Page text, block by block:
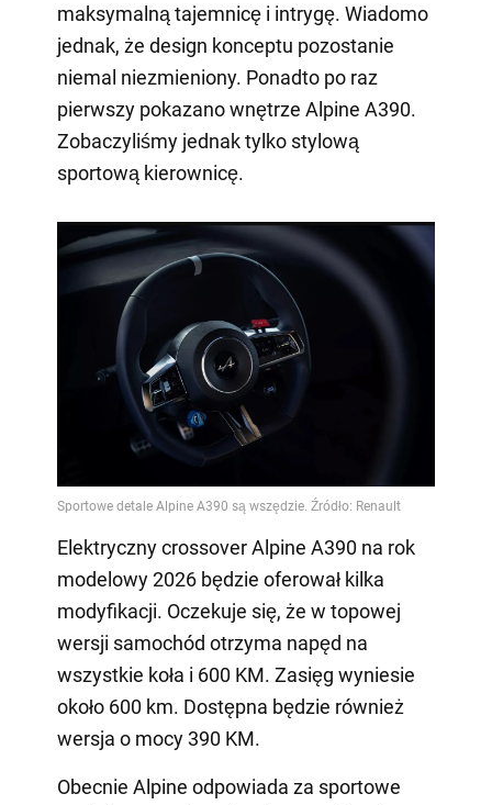
maksymalną tajemnicę i intrygę. Wiadomo
jednak, że design konceptu pozostanie
niemal niezmieniony. Ponadto po raz
pierwszy pokazano wnętrze Alpine A390.
Zobaczyliśmy jednak tylko stylową
sportową kierownicę.
Elektryczny crossover Alpine A390 na rok
modelowy 2026 będzie oferował kilka
modyfikacji. Oczekuje się, że w topowej
wersji samochód otrzyma napęd na
wszystkie koła i 600 KM. Zasięg wyniesie
około 600 km. Dostępna będzie również
wersja o mocy 390 KM.
Obecnie Alpine odpowiada za sportowe